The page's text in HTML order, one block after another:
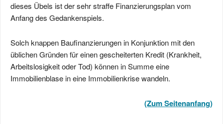
dieses Übels ist der sehr straffe Finanzierungsplan vom
Anfang des Gedankenspiels.
Solch knappen Baufinanzierungen in Konjunktion mit den
üblichen Gründen für einen gescheiterten Kredit (Krankheit,
Arbeitslosigkeit oder Tod) können in Summe eine
Immobilienblase in eine Immobilienkrise wandeln.
(Zum Seitenanfang)